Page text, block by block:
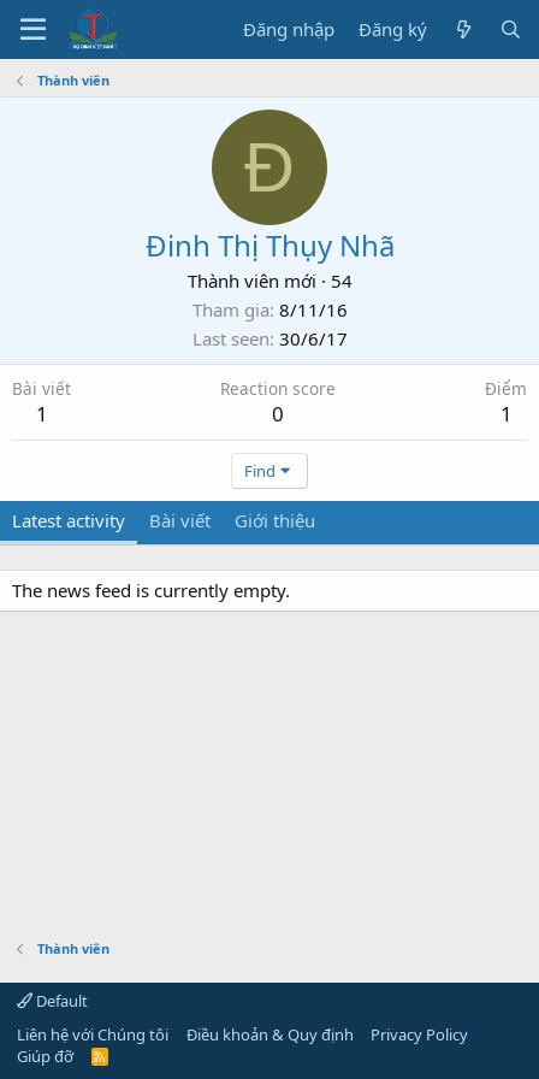
Đăng nhập Đăng ký
Thành viên
Đ
Đinh Thị Thụy Nhã
Thành viên mới · 54
Tham gia 8/11/16
Last seen 30/6/17
Bài viết
1
Reaction score
0
Điểm
1
Find
Latest activity Bài viết Giới thiệu
The news feed is currently empty.
Thành viên
Default
Liên hệ với Chúng tôi
Điều khoản & Quy định
Privacy Policy
Giúp đỡ
R